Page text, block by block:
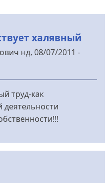
халявный
нд, 08/07/2011 -
труд-как
деятельности